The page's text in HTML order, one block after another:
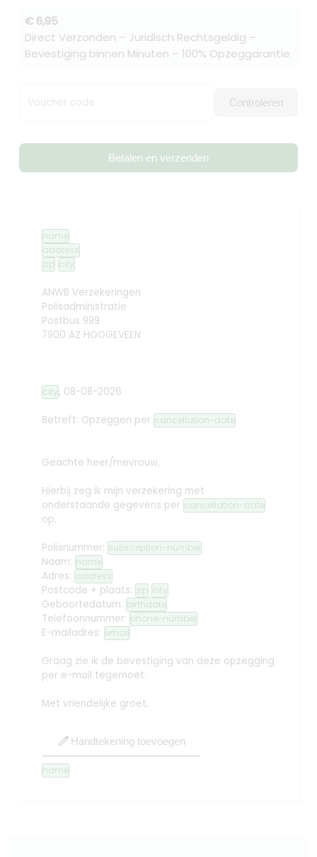
€ 6,95
Direct Verzonden – Juridisch Rechtsgeldig –
Bevestiging binnen Minuten – 100% Opzeggarantie
Voucher code Controleren
Betalen en verzenden
name
address
zip city
ANWB Verzekeringen
Polisadministratie
Postbus 999
7900 AZ HOOGEVEEN
city, 08-08-2026
Betreft: Opzeggen per cancellation-date
Geachte heer/mevrouw,
Hierbij zeg ik mijn verzekering met
onderstaande gegevens per cancellation-date
op.
Polisnummer: subscription-number
Naam: name
Adres: address
Postcode + plaats: zip city
Geboortedatum: birthdate
Telefoonnummer: phone-number
E-mailadres: email
Graag zie ik de bevestiging van deze opzegging
per e-mail tegemoet.
Met vriendelijke groet,
edit Handtekening toevoegen
name